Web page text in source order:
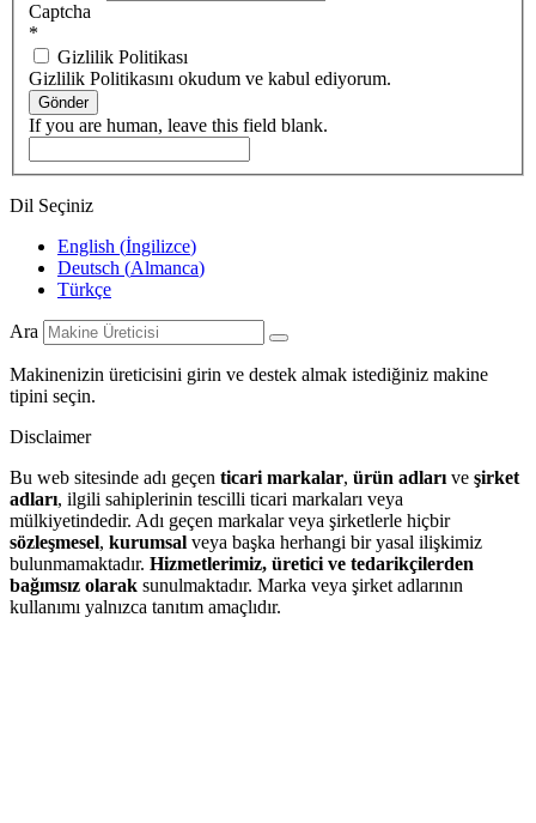
Captcha
*
Gizlilik Politikası
Gizlilik Politikasını okudum ve kabul ediyorum.
Gönder
If you are human, leave this field blank.
Dil Seçiniz
English (İngilizce)
Deutsch (Almanca)
Türkçe
Ara
Makinenizin üreticisini girin ve destek almak istediğiniz makine
tipini seçin.
Disclaimer
Bu web sitesinde adı geçen ticari markalar, ürün adları ve şirket
adları, ilgili sahiplerinin tescilli ticari markaları veya
mülkiyetindedir. Adı geçen markalar veya şirketlerle hiçbir
sözleşmesel, kurumsal veya başka herhangi bir yasal ilişkimiz
bulunmamaktadır. Hizmetlerimiz, üretici ve tedarikçilerden
bağımsız olarak sunulmaktadır. Marka veya şirket adlarının
kullanımı yalnızca tanıtım amaçlıdır.